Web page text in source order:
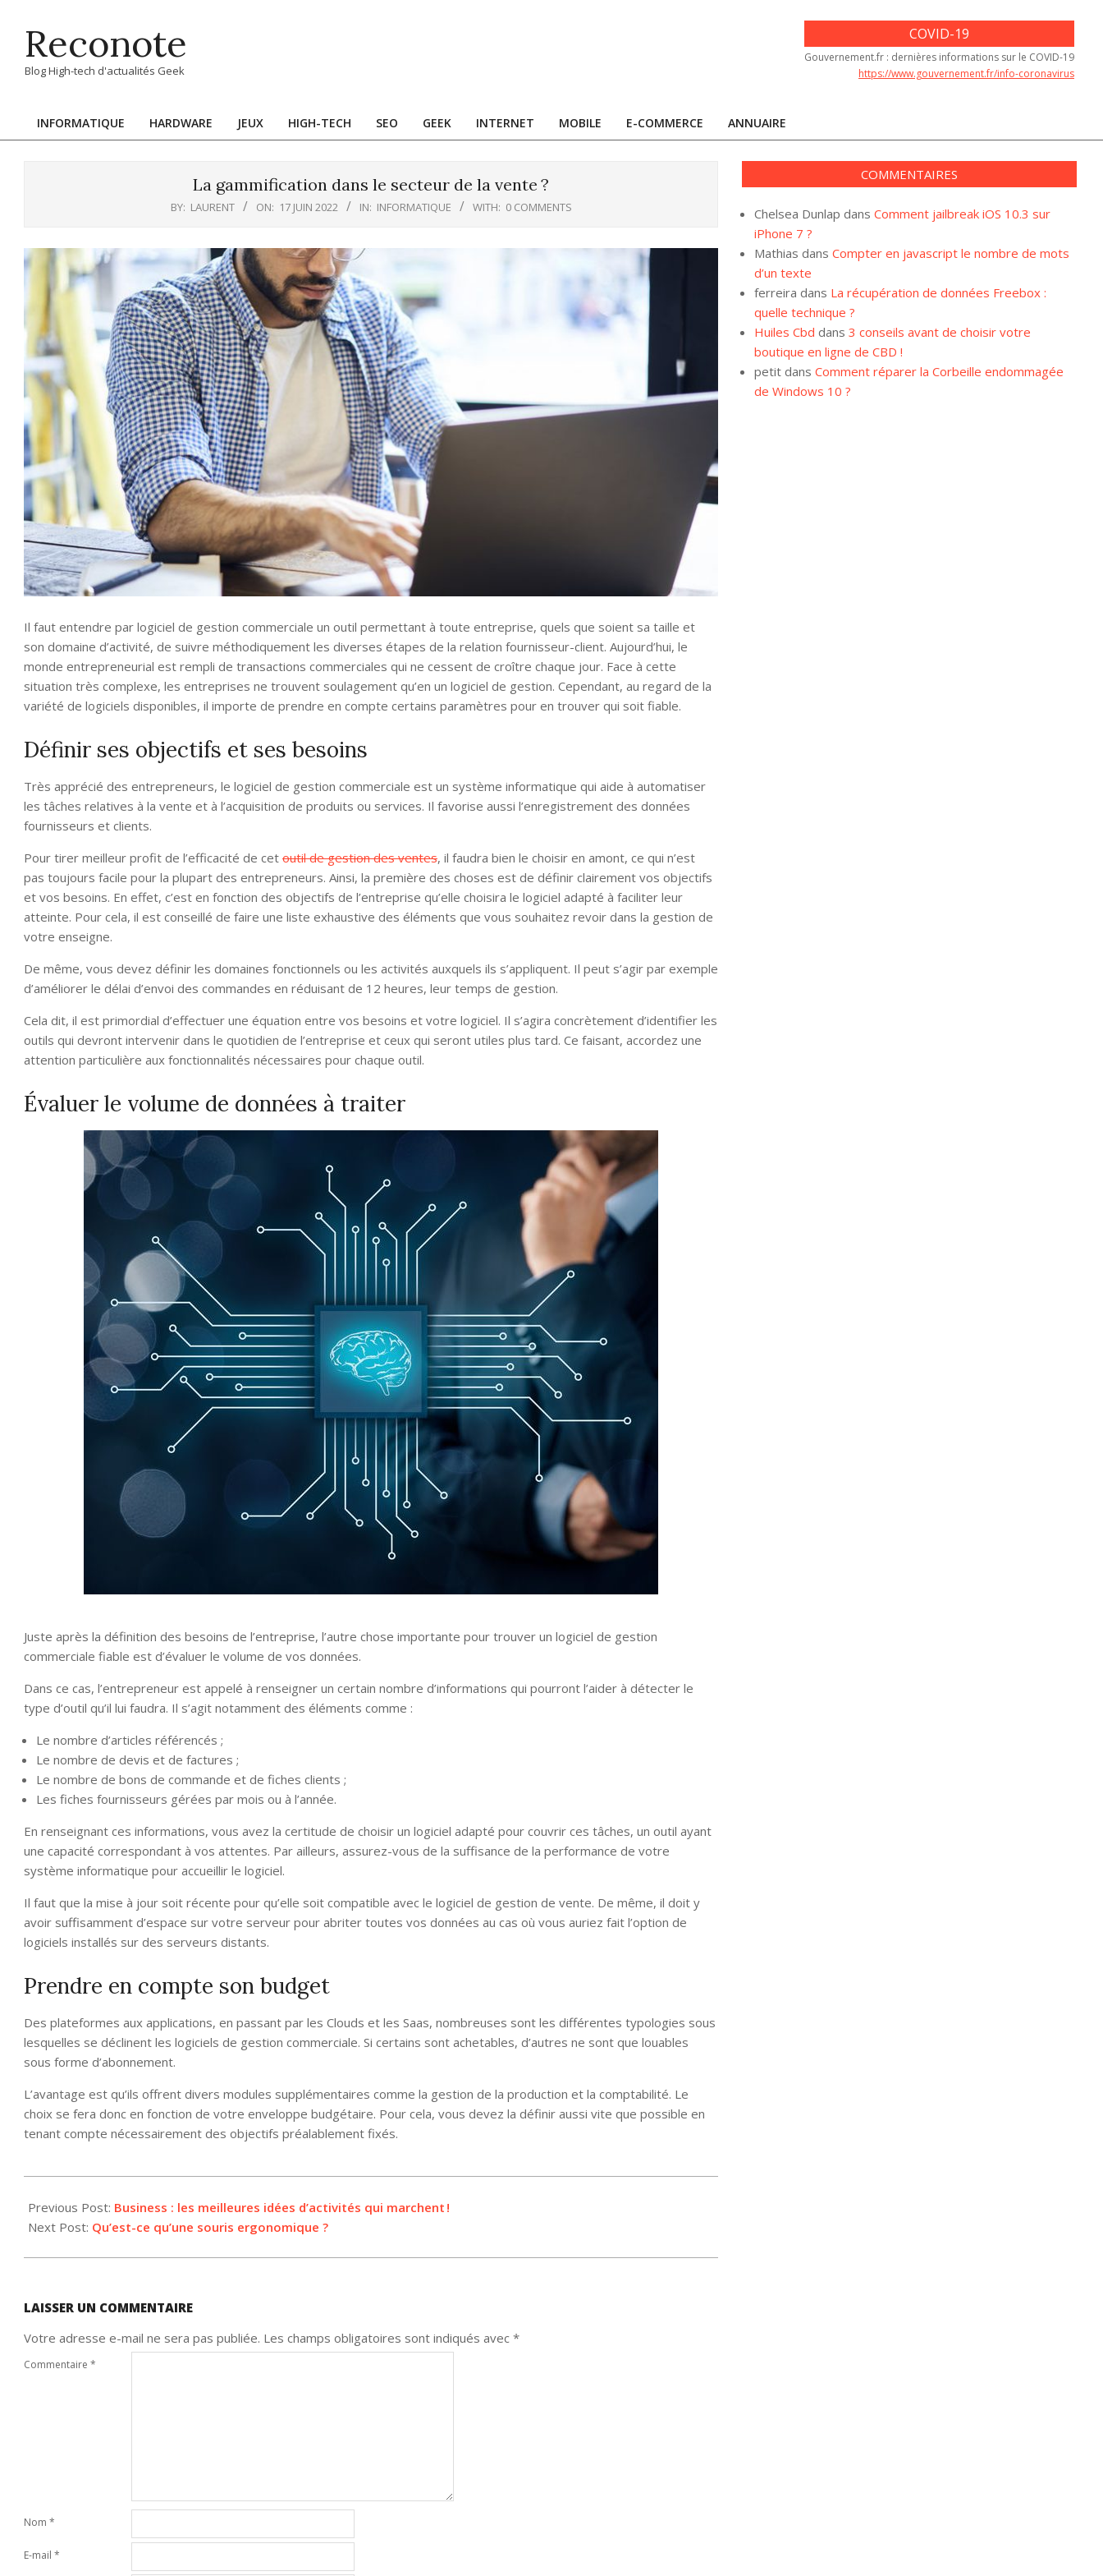
contentReconote
Blog High-tech d'actualités Geek
COVID-19
Gouvernement.fr : dernières informations sur le COVID-19
https://www.gouvernement.fr/info-coronavirus
Primary
INFORMATIQUE HARDWARE JEUX HIGH-TECH SEO GEEK INTERNET MOBILE E-COMMERCE ANNUAIRE
La gammification dans le secteur de la vente ?
BY: LAURENT ON: 17 JUIN 2022 IN: INFORMATIQUE WITH: 0 COMMENTS
Il faut entendre par logiciel de gestion commerciale un outil permettant à toute entreprise, quels que soient sa taille et
son domaine d’activité, de suivre méthodiquement les diverses étapes de la relation fournisseur-client. Aujourd’hui, le
monde entrepreneurial est rempli de transactions commerciales qui ne cessent de croître chaque jour. Face à cette
situation très complexe, les entreprises ne trouvent soulagement qu’en un logiciel de gestion. Cependant, au regard de la
variété de logiciels disponibles, il importe de prendre en compte certains paramètres pour en trouver qui soit fiable.
Définir ses objectifs et ses besoins
Très apprécié des entrepreneurs, le logiciel de gestion commerciale est un système informatique qui aide à automatiser
les tâches relatives à la vente et à l’acquisition de produits ou services. Il favorise aussi l’enregistrement des données
fournisseurs et clients.
Pour tirer meilleur profit de l’efficacité de cet outil de gestion des ventes, il faudra bien le choisir en amont, ce qui n’est
pas toujours facile pour la plupart des entrepreneurs. Ainsi, la première des choses est de définir clairement vos objectifs
et vos besoins. En effet, c’est en fonction des objectifs de l’entreprise qu’elle choisira le logiciel adapté à faciliter leur
atteinte. Pour cela, il est conseillé de faire une liste exhaustive des éléments que vous souhaitez revoir dans la gestion de
votre enseigne.
De même, vous devez définir les domaines fonctionnels ou les activités auxquels ils s’appliquent. Il peut s’agir par exemple
d’améliorer le délai d’envoi des commandes en réduisant de 12 heures, leur temps de gestion.
Cela dit, il est primordial d’effectuer une équation entre vos besoins et votre logiciel. Il s’agira concrètement d’identifier les
outils qui devront intervenir dans le quotidien de l’entreprise et ceux qui seront utiles plus tard. Ce faisant, accordez une
attention particulière aux fonctionnalités nécessaires pour chaque outil.
Évaluer le volume de données à traiter
Juste après la définition des besoins de l’entreprise, l’autre chose importante pour trouver un logiciel de gestion
commerciale fiable est d’évaluer le volume de vos données.
Dans ce cas, l’entrepreneur est appelé à renseigner un certain nombre d’informations qui pourront l’aider à détecter le
type d’outil qu’il lui faudra. Il s’agit notamment des éléments comme :
Le nombre d’articles référencés ;
Le nombre de devis et de factures ;
Le nombre de bons de commande et de fiches clients ;
Les fiches fournisseurs gérées par mois ou à l’année.
En renseignant ces informations, vous avez la certitude de choisir un logiciel adapté pour couvrir ces tâches, un outil ayant
une capacité correspondant à vos attentes. Par ailleurs, assurez-vous de la suffisance de la performance de votre
système informatique pour accueillir le logiciel.
Il faut que la mise à jour soit récente pour qu’elle soit compatible avec le logiciel de gestion de vente. De même, il doit y
avoir suffisamment d’espace sur votre serveur pour abriter toutes vos données au cas où vous auriez fait l’option de
logiciels installés sur des serveurs distants.
Prendre en compte son budget
Des plateformes aux applications, en passant par les Clouds et les Saas, nombreuses sont les différentes typologies sous
lesquelles se déclinent les logiciels de gestion commerciale. Si certains sont achetables, d’autres ne sont que louables
sous forme d’abonnement.
L’avantage est qu’ils offrent divers modules supplémentaires comme la gestion de la production et la comptabilité. Le
choix se fera donc en fonction de votre enveloppe budgétaire. Pour cela, vous devez la définir aussi vite que possible en
tenant compte nécessairement des objectifs préalablement fixés.
06-
17
Previous Post: Business : les meilleures idées d’activités qui marchent !
Next Post: Qu’est-ce qu’une souris ergonomique ?
LAISSER UN COMMENTAIRE
Votre adresse e-mail ne sera pas publiée. Les champs obligatoires sont indiqués avec *
Commentaire *
Nom *
E-mail *
COMMENTAIRES
Chelsea Dunlap dans Comment jailbreak iOS 10.3 sur
iPhone 7 ?
Mathias dans Compter en javascript le nombre de mots
d’un texte
ferreira dans La récupération de données Freebox :
quelle technique ?
Huiles Cbd dans 3 conseils avant de choisir votre
boutique en ligne de CBD !
petit dans Comment réparer la Corbeille endommagée
de Windows 10 ?